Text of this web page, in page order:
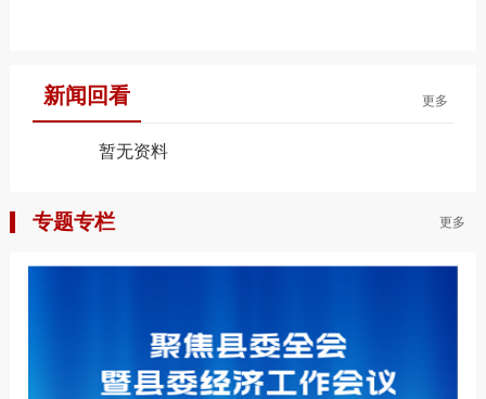
更多
新闻回看
暂无资料
更多
专题专栏